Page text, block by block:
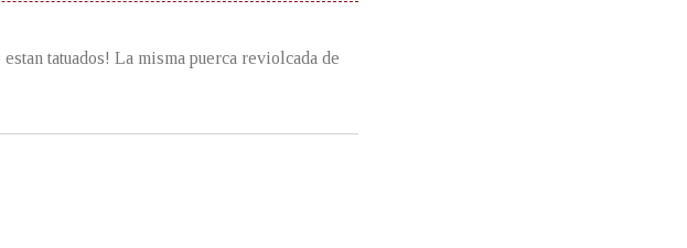
tatuados! La misma puerca reviolcada de